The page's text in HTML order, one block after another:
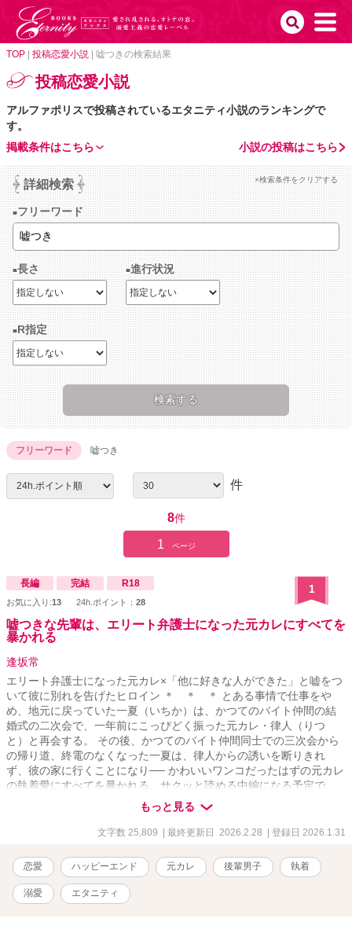
TOP 投稿恋愛小説 嘘つきの検索結果
投稿恋愛小説
アルファポリスで投稿されているエタニティ小説のランキングで
す。
小説の投稿はこちら
掲載条件はこちら
詳細検索 ×検索条件をクリアする
フリーワード
長さ 進行状況
R指定
フリーワード 嘘つき
件
8件
1 ページ
長編 完結 R18
お気に入り:13 24h.ポイント： 28
1
嘘つきな先輩は、エリート弁護士になった元カレにすべてを
暴かれる
逢坂常
エリート弁護士になった元カレ×「他に好きな人ができた」と嘘をつ
いて彼に別れを告げたヒロイン ＊ ＊ ＊ とある事情で仕事をや
め、地元に戻っていた一夏（いちか）は、かつてのバイト仲間の結
婚式の二次会で、一年前にこっぴどく振った元カレ・律人（りつ
と）と再会する。 その後、かつてのバイト仲間同士での三次会から
の帰り道、終電のなくなった一夏は、律人からの誘いを断りきれ
ず、彼の家に行くことになり── かわいいワンコだったはずの元カレ
の執着愛にすべてを暴かれる、サクッと読める中編になる予定で
もっと見る
文字数 25,809 | 最終更新日 2026.2.28 | 登録日 2026.1.31
恋愛 ハッピーエンド 元カレ 後輩男子 執着
溺愛 エタニティ